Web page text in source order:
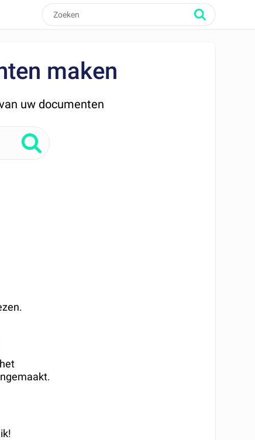
maken
uw documenten